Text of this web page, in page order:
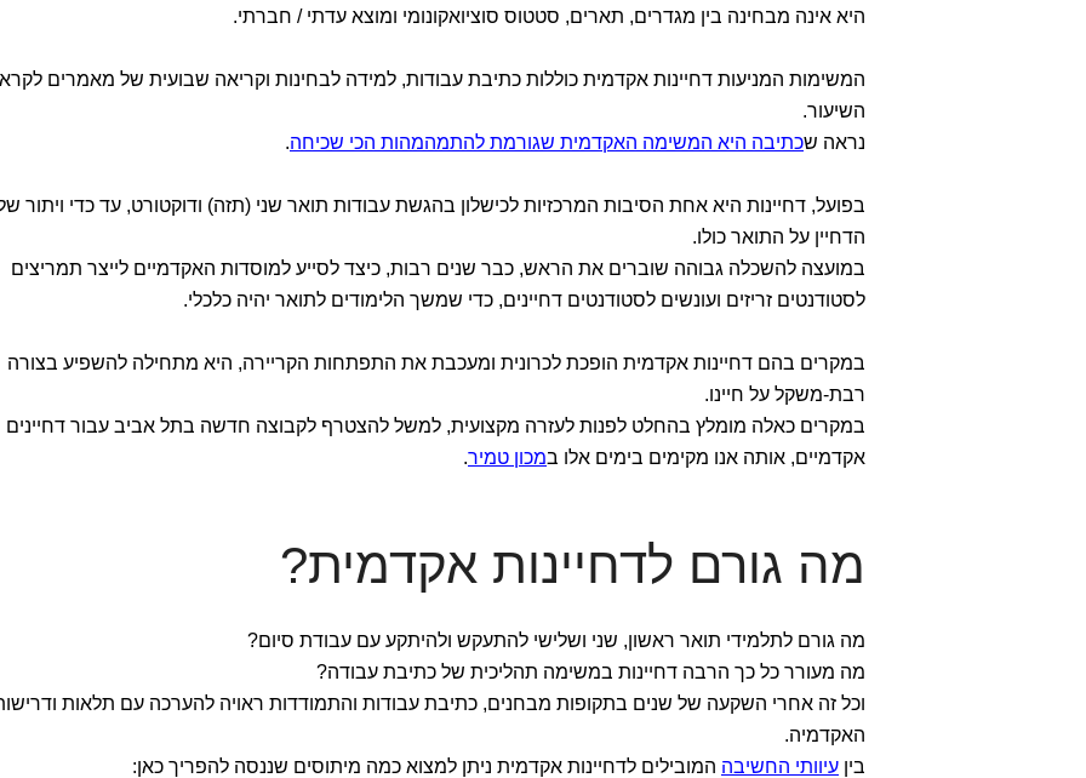
היא אינה מבחינה בין מגדרים, תארים, סטטוס סוציואקונומי ומוצא עדתי / חברתי.
המשימות המניעות דחיינות אקדמית כוללות כתיבת עבודות, למידה לבחינות וקריאה שבועית של מאמרים
השיעור.
נראה שכתיבה היא המשימה האקדמית שגורמת להתמהמהות הכי שכיחה.
בפועל, דחיינות היא אחת הסיבות המרכזיות לכישלון בהגשת עבודות תואר שני (תזה) ודוקטורט, עד כדי ויתור
הדחיין על התואר כולו.
במועצה להשכלה גבוהה שוברים את הראש, כבר שנים רבות, כיצד לסייע למוסדות האקדמיים לייצר תמריצים
לסטודנטים זריזים ועונשים לסטודנטים דחיינים, כדי שמשך הלימודים לתואר יהיה כלכלי.
במקרים בהם דחיינות אקדמית הופכת לכרונית ומעכבת את התפתחות הקריירה, היא מתחילה להשפיע בצורה
רבת-משקל על חיינו.
במקרים כאלה מומלץ בהחלט לפנות לעזרה מקצועית, למשל להצטרף לקבוצה חדשה בתל אביב עבור דחיינים
אקדמיים, אותה אנו מקימים בימים אלו במכון טמיר.
מה גורם לדחיינות אקדמית?
מה גורם לתלמידי תואר ראשון, שני ושלישי להתעקש ולהיתקע עם עבודת סיום?
מה מעורר כל כך הרבה דחיינות במשימה תהליכית של כתיבת עבודה?
וכל זה אחרי השקעה של שנים בתקופות מבחנים, כתיבת עבודות והתמודדות ראויה להערכה עם תלאות
האקדמיה.
בין עיוותי החשיבה המובילים לדחיינות אקדמית ניתן למצוא כמה מיתוסים שננסה להפריך כאן: